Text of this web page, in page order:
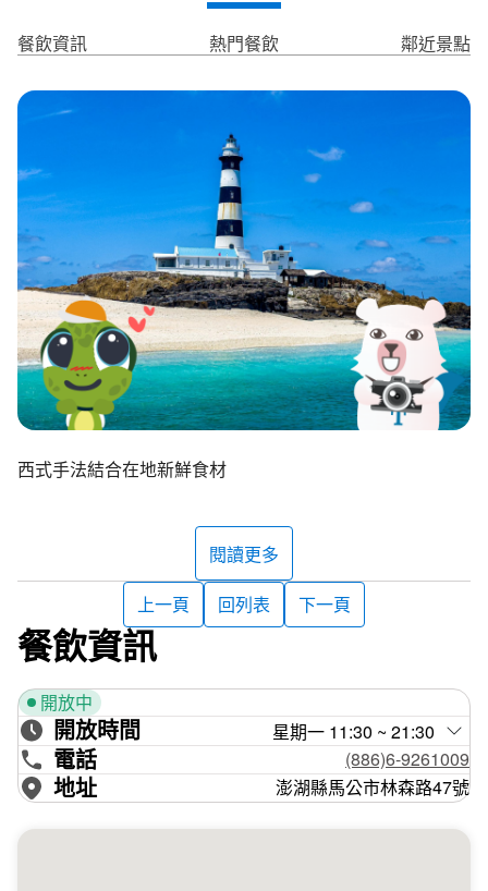
網站導覽 兒童版
環境教育網 行政資訊網
臉書粉絲團
首長信箱
日本語 Tiếng Việt
ไทย Bahasa indonesia
餐飲資訊 熱門餐飲 鄰近景點
西式手法結合在地新鮮食材
閱讀更多
上一頁
回列表 下一頁
餐飲資訊
開放中
開放時間 星期一 11:30 ~ 21:30
電話 (886)6-9261009
地址 澎湖縣馬公市林森路47號